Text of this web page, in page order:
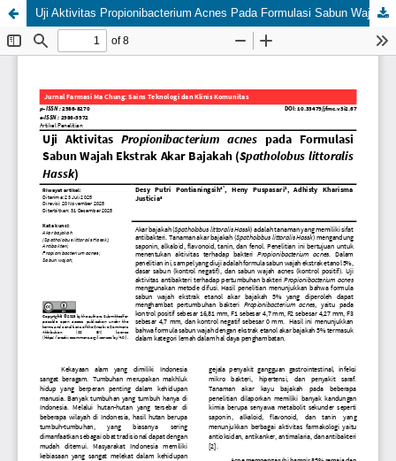
Uji Aktivitas Propionibacterium Acnes Pada Formulasi Sabun Wajah Ekstrak Akar Bajakah (Spatholobus littoralis Hassk.)